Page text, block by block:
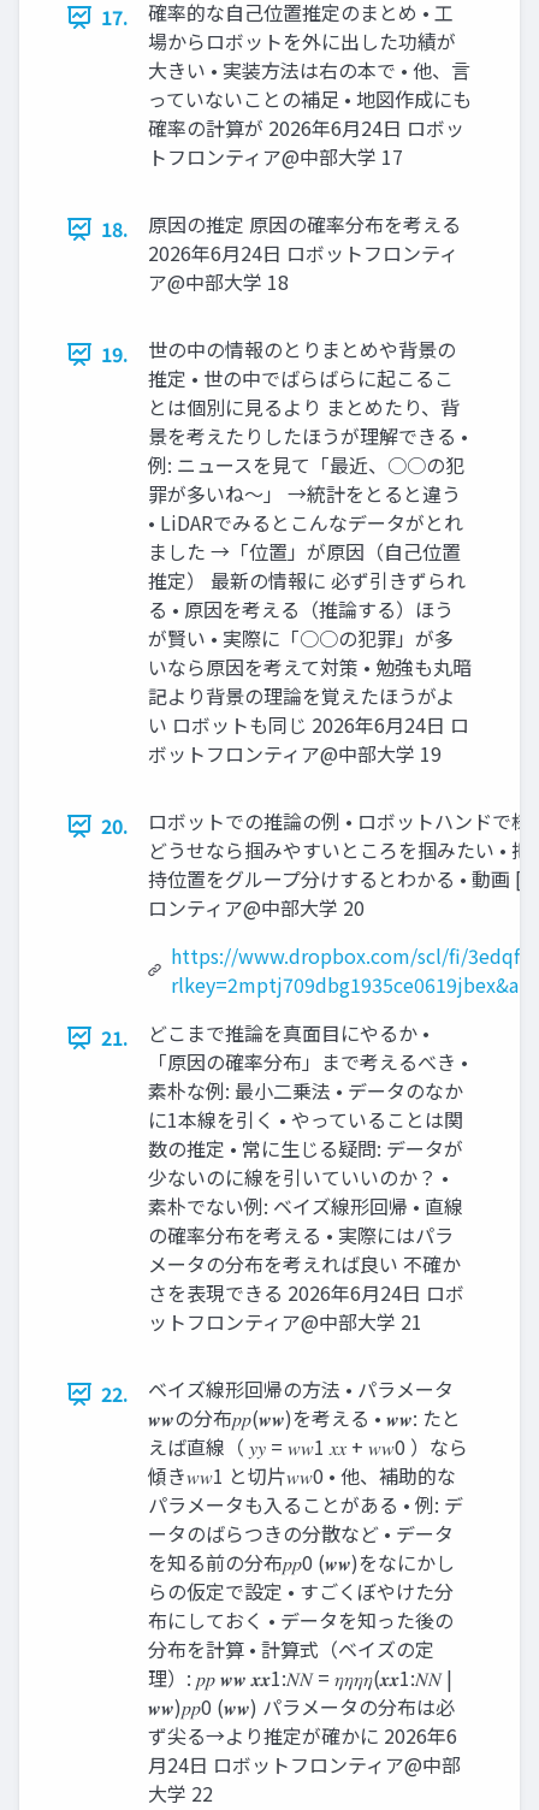
17.
確率的な自己位置推定のまとめ • 工
場からロボットを外に出した功績が
大きい • 実装方法は右の本で • 他、言
っていないことの補足 • 地図作成にも
確率の計算が 2026年6月24日 ロボッ
トフロンティア@中部大学 17
18.
原因の推定 原因の確率分布を考える
2026年6月24日 ロボットフロンティ
ア@中部大学 18
19.
世の中の情報のとりまとめや背景の
推定 • 世の中でばらばらに起こるこ
とは個別に見るより まとめたり、背
景を考えたりしたほうが理解できる •
例: ニュースを見て「最近、○○の犯
罪が多いね〜」 →統計をとると違う
• LiDARでみるとこんなデータがとれ
ました →「位置」が原因（自己位置
推定） 最新の情報に 必ず引きずられ
る • 原因を考える（推論する）ほう
が賢い • 実際に「○○の犯罪」が多
いなら原因を考えて対策 • 勉強も丸暗
記より背景の理論を覚えたほうがよ
い ロボットも同じ 2026年6月24日 ロ
ボットフロンティア@中部大学 19
20.
ロボットでの推論の例 • ロボットハンドで
どうせなら掴みやすいところを掴みたい •
持位置をグループ分けするとわかる • 動画 [
ロンティア@中部大学 20
https://www.dropbox.com/scl/fi/
21.
どこまで推論を真面目にやるか •
「原因の確率分布」まで考えるべき •
素朴な例: 最小二乗法 • データのなか
に1本線を引く • やっていることは関
数の推定 • 常に生じる疑問: データが
少ないのに線を引いていいのか？ •
素朴でない例: ベイズ線形回帰 • 直線
の確率分布を考える • 実際にはパラ
メータの分布を考えれば良い 不確か
さを表現できる 2026年6月24日 ロボ
ットフロンティア@中部大学 21
22.
ベイズ線形回帰の方法 • パラメータ
𝒘𝒘の分布𝑝𝑝(𝒘𝒘)を考える • 𝒘𝒘: たと
えば直線（ 𝑦𝑦 = 𝑤𝑤1 𝑥𝑥 + 𝑤𝑤0 ）なら
傾き𝑤𝑤1 と切片𝑤𝑤0 • 他、補助的な
パラメータも入ることがある • 例: デ
ータのばらつきの分散など • データ
を知る前の分布𝑝𝑝0 (𝒘𝒘)をなにかし
らの仮定で設定 • すごくぼやけた分
布にしておく • データを知った後の
分布を計算 • 計算式（ベイズの定
理）: 𝑝𝑝 𝒘𝒘 𝒙𝒙1:𝑁𝑁 = 𝜂𝜂𝜂𝜂(𝒙𝒙1:𝑁𝑁 |
𝒘𝒘)𝑝𝑝0 (𝒘𝒘) パラメータの分布は必
ず尖る→より推定が確かに 2026年6
月24日 ロボットフロンティア@中部
大学 22